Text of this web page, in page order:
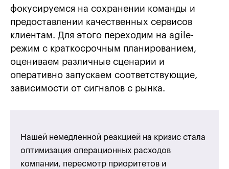
фокусируемся на сохранении команды и
предоставлении качественных сервисов
клиентам. Для этого переходим на agile-
режим с краткосрочным планированием,
оцениваем различные сценарии и
оперативно запускаем соответствующие,
зависимости от сигналов с рынка.
Нашей немедленной реакцией на кризис стала
оптимизация операционных расходов
компании, пересмотр приоритетов и